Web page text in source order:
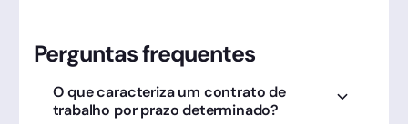
Perguntas frequentes
O que caracteriza um contrato de
trabalho por prazo determinado?